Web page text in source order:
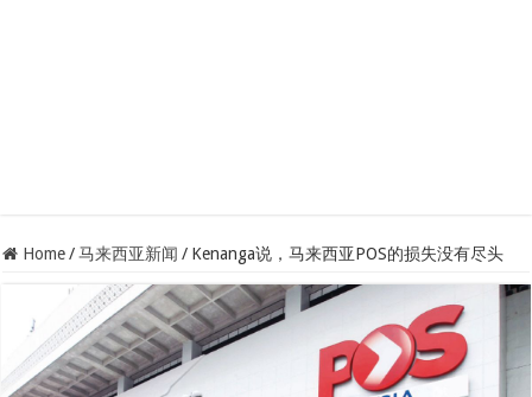
Home / 马来西亚新闻 / Kenanga说，马来西亚POS的损失没有尽头